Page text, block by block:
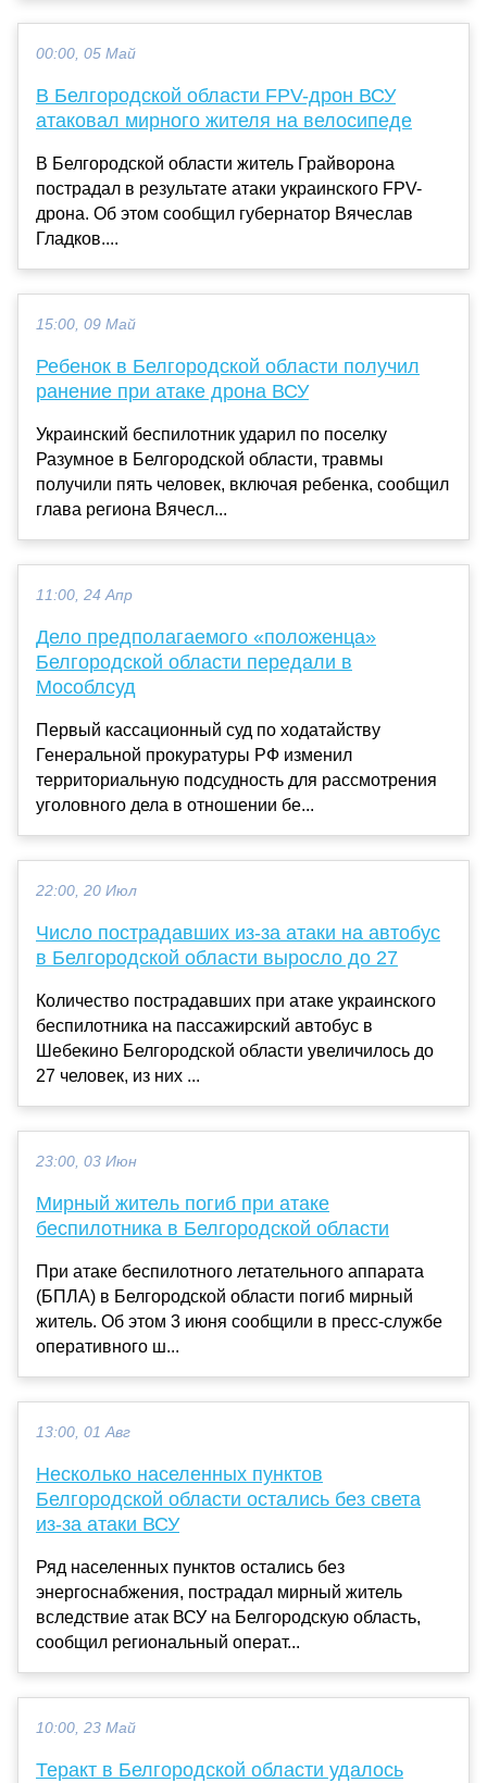
00:00, 05 Май
В Белгородской области FPV-дрон ВСУ
атаковал мирного жителя на велосипеде
В Белгородской области житель Грайворона
пострадал в результате атаки украинского FPV-
дрона. Об этом сообщил губернатор Вячеслав
Гладков....
15:00, 09 Май
Ребенок в Белгородской области получил
ранение при атаке дрона ВСУ
Украинский беспилотник ударил по поселку
Разумное в Белгородской области, травмы
получили пять человек, включая ребенка, сообщил
глава региона Вячесл...
11:00, 24 Апр
Дело предполагаемого «положенца»
Белгородской области передали в
Мособлсуд
Первый кассационный суд по ходатайству
Генеральной прокуратуры РФ изменил
территориальную подсудность для рассмотрения
уголовного дела в отношении бе...
22:00, 20 Июл
Число пострадавших из-за атаки на автобус
в Белгородской области выросло до 27
Количество пострадавших при атаке украинского
беспилотника на пассажирский автобус в
Шебекино Белгородской области увеличилось до
27 человек, из них ...
23:00, 03 Июн
Мирный житель погиб при атаке
беспилотника в Белгородской области
При атаке беспилотного летательного аппарата
(БПЛА) в Белгородской области погиб мирный
житель. Об этом 3 июня сообщили в пресс-службе
оперативного ш...
13:00, 01 Авг
Несколько населенных пунктов
Белгородской области остались без света
из-за атаки ВСУ
Ряд населенных пунктов остались без
энергоснабжения, пострадал мирный житель
вследствие атак ВСУ на Белгородскую область,
сообщил региональный операт...
10:00, 23 Май
Теракт в Белгородской области удалось